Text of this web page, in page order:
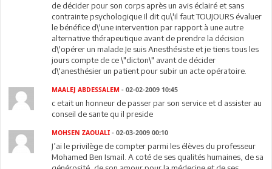
de décider pour son corps après un avis éclairé et sans
contrainte psychologique.Il dit qu\'il faut TOUJOURS évaluer
le bénéfice d\'une intervention par rapport à une autre
alternative thérapeutique avant de prendre la décision
d\'opérer un malade.Je suis Anesthésiste et je tiens tous les
jours compte de ce \"dicton\" avant de décider
d\'anesthésier un patient pour subir un acte opératoire.
MAALEJ ABDESSALEM - 02-02-2009 10:45
c etait un honneur de passer par son service et d assister au
conseil de sante qu il preside
MOHSEN ZAOUALI - 02-03-2009 00:10
J’ai le privilège de compter parmi les élèves du professeur
Mohamed Ben Ismail. A coté de ses qualités humaines, de sa